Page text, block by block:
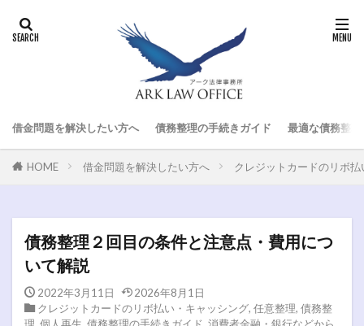
借金問題を解決したい方へ 債務整理の手続きガイド 最適な債務整
HOME 借金問題を解決したい方へ クレジットカードのリボ
債務整理２回目の条件と注意点・費用につ
いて解説
2022年3月11日
2026年8月1日
クレジットカードのリボ払い・キャッシング, 任意整理, 債務整
理, 個人再生, 債務整理の手続きガイド, 消費者金融・銀行などから